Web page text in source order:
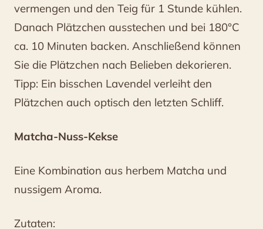
vermengen und den Teig für 1 Stunde kühlen.
Danach Plätzchen ausstechen und bei 180°C
ca. 10 Minuten backen. Anschließend können
Sie die Plätzchen nach Belieben dekorieren.
Tipp: Ein bisschen Lavendel verleiht den
Plätzchen auch optisch den letzten Schliff.
Matcha-Nuss-Kekse
Eine Kombination aus herbem Matcha und
nussigem Aroma.
Zutaten: